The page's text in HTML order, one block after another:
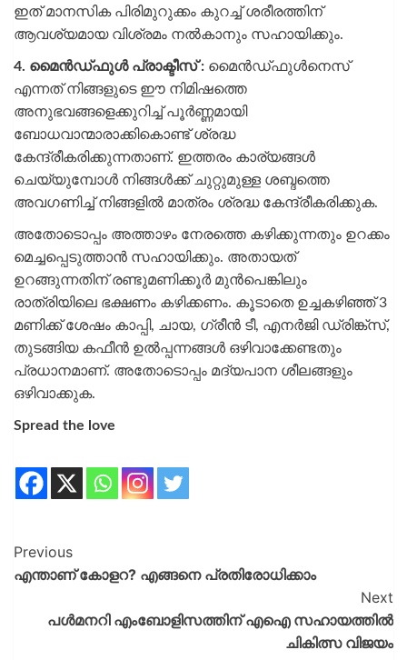
ഇത് മാനസിക പിരിമുറുക്കം കുറച്ച് ശരീരത്തിന്
ആവശ്യമായ വിശ്രമം നൽകാനും സഹായിക്കും.
4. മൈൻഡ്ഫുൾ പ്രാക്ടീസ് : മൈൻഡ്‌ഫുൾനെസ്
എന്നത് നിങ്ങളുടെ ഈ നിമിഷത്തെ
അനുഭവങ്ങളെക്കുറിച്ച് പൂർണ്ണമായി
ബോധവാന്മാരാക്കികൊണ്ട് ശ്രദ്ധ
കേന്ദ്രീകരിക്കുന്നതാണ്. ഇത്തരം കാര്യങ്ങൾ
ചെയ്യുമ്പോൾ നിങ്ങള്‍ക്ക് ചുറ്റുമുള്ള ശബ്ദത്തെ
അവഗണിച്ച് നിങ്ങളിൽ മാത്രം ശ്രദ്ധ കേന്ദ്രീകരിക്കുക.
അതോടൊപ്പം അത്താഴം നേരത്തെ കഴിക്കുന്നതും ഉറക്കം
മെച്ചപ്പെടുത്താൻ സഹായിക്കും. അതായത്
ഉറങ്ങുന്നതിന് രണ്ടുമണിക്കൂർ മുൻപെങ്കിലും
രാത്രിയിലെ ഭക്ഷണം കഴിക്കണം. കൂടാതെ ഉച്ചകഴിഞ്ഞ് 3
മണിക്ക് ശേഷം കാപ്പി, ചായ, ഗ്രീൻ ടീ, എനർജി ഡ്രിങ്ക്‌സ്,
തുടങ്ങിയ കഫീൻ ഉൽപ്പന്നങ്ങൾ ഒഴിവാക്കേണ്ടതും
പ്രധാനമാണ്. അതോടൊപ്പം മദ്യപാന ശീലങ്ങളും
ഒഴിവാക്കുക.
Spread the love
Previous
എന്താണ് കോളറ? എങ്ങനെ പ്രതിരോധിക്കാം
Next
പൾമനറി എംബോളിസത്തിന് എഐ സഹായത്തിൽ
ചികിത്സ വിജയം